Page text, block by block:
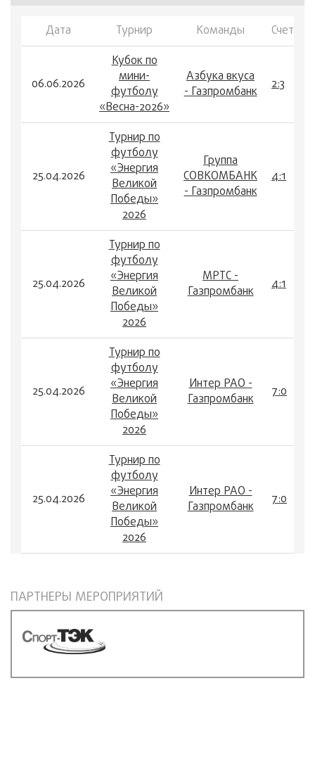
Дата Турнир Команды Счет
06.06.2026
Кубок по
мини-
футболу
«Весна-2026»
Азбука вкуса
- Газпромбанк
2:3
25.04.2026
Турнир по
футболу
«Энергия
Великой
Победы»
2026
Группа
СОВКОМБАНК
- Газпромбанк
4:1
25.04.2026
Турнир по
футболу
«Энергия
Великой
Победы»
2026
МРТС -
Газпромбанк
4:1
25.04.2026
Турнир по
футболу
«Энергия
Великой
Победы»
2026
Интер РАО -
Газпромбанк
7:0
25.04.2026
Турнир по
футболу
«Энергия
Великой
Победы»
2026
Интер РАО -
Газпромбанк
7:0
ПАРТНЕРЫ МЕРОПРИЯТИЙ